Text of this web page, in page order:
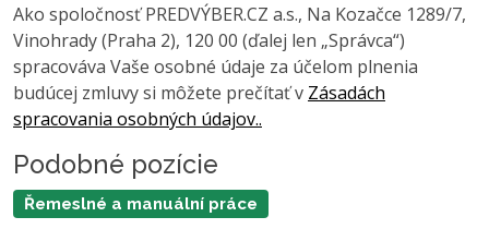
Ako spoločnosť PREDVÝBER.CZ a.s., Na Kozačce 1289/7,
Vinohrady (Praha 2), 120 00 (ďalej len „Správca“)
spracováva Vaše osobné údaje za účelom plnenia
budúcej zmluvy si môžete prečítať v Zásadách
spracovania osobných údajov..
Podobné pozície
Řemeslné a manuální práce